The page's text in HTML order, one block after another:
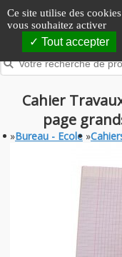
Panneau de gestion des
Ce site utilise des
vous souhaitez activer
Tout accepter
Cahier
page
»Bureau - Ecole »